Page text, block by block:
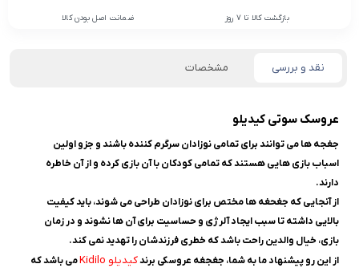
بازگشت کالا تا 7 روز ضمانت اصل بودن کالا
نقد و بررسی مشخصات
عروسک سوتی کیدیلو
جغجه ها می توانند برای تمامی نوزادان سرگرم کننده باشند و جزو اولین
اسباب بازی هایی هستند که تمامی کودکان با آن بازی کرده و از آن خاطره
دارند.
از آنجایی که جغحغه ها مختص برای نوزادان طراحی می شوند، باید کیفیت
بالایی داشته تا سبب ایجاد آلرژی و حساسیت برای آن ها نشوند و در زمان
بازی، خیال والدین راحت باشد که خطری فرزندشان را تهدید نمی کند.
از این رو پیشنهاد ما به شما، جغجغه عروسکی برندکیدیلو Kidilo
می باشد که